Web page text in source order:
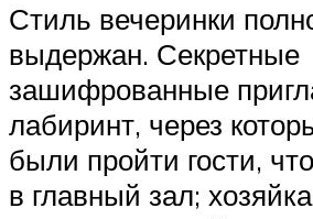
Стиль вечеринки
выдержан. Секретные
зашифрованные
лабиринт, через
были пройти гости,
в главный зал;